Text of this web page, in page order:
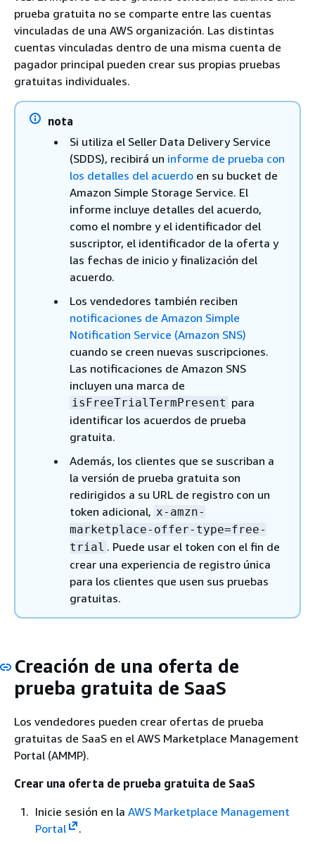
prueba gratuita no se comparte entre las cuentas
vinculadas de una AWS organización. Las distintas
cuentas vinculadas dentro de una misma cuenta de
pagador principal pueden crear sus propias pruebas
gratuitas individuales.
nota
Si utiliza el Seller Data Delivery Service
(SDDS), recibirá un informe de prueba con
los detalles del acuerdo en su bucket de
Amazon Simple Storage Service. El
informe incluye detalles del acuerdo,
como el nombre y el identificador del
suscriptor, el identificador de la oferta y
las fechas de inicio y finalización del
acuerdo.
Los vendedores también reciben
notificaciones de Amazon Simple
Notification Service (Amazon SNS)
cuando se creen nuevas suscripciones.
Las notificaciones de Amazon SNS
incluyen una marca de
isFreeTrialTermPresent para
identificar los acuerdos de prueba
gratuita.
Además, los clientes que se suscriban a
la versión de prueba gratuita son
redirigidos a su URL de registro con un
token adicional, x-amzn-
marketplace-offer-type=free-
trial . Puede usar el token con el fin de
crear una experiencia de registro única
para los clientes que usen sus pruebas
gratuitas.
Creación de una oferta de
prueba gratuita de SaaS
Los vendedores pueden crear ofertas de prueba
gratuitas de SaaS en el AWS Marketplace Management
Portal (AMMP).
Crear una oferta de prueba gratuita de SaaS
Inicie sesión en la AWS Marketplace Management
Portal
.